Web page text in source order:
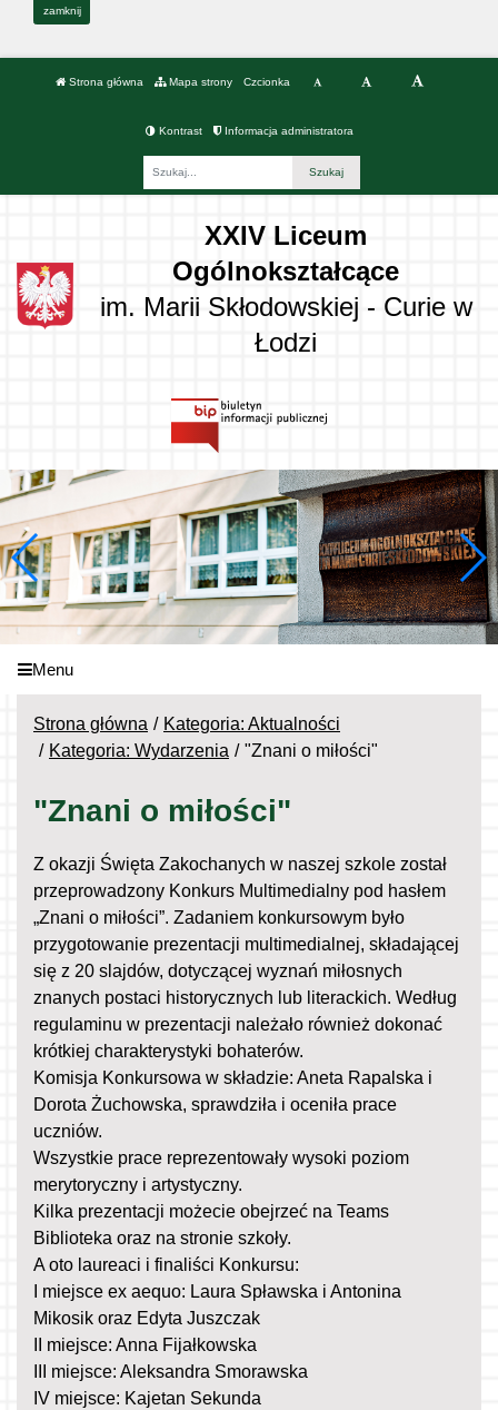
zamknij
Strona główna Mapa strony Czcionka
Kontrast Informacja administratora
XXIV Liceum
Ogólnokształcące
im. Marii Skłodowskiej - Curie w
Łodzi
Menu
Strona główna
Kategoria: Aktualności
Kategoria: Wydarzenia
"Znani o miłości"
"Znani o miłości"
Z okazji Święta Zakochanych w naszej szkole został
przeprowadzony Konkurs Multimedialny pod hasłem
„Znani o miłości”. Zadaniem konkursowym było
przygotowanie prezentacji multimedialnej, składającej
się z 20 slajdów, dotyczącej wyznań miłosnych
znanych postaci historycznych lub literackich. Według
regulaminu w prezentacji należało również dokonać
krótkiej charakterystyki bohaterów.
Komisja Konkursowa w składzie: Aneta Rapalska i
Dorota Żuchowska, sprawdziła i oceniła prace
uczniów.
Wszystkie prace reprezentowały wysoki poziom
merytoryczny i artystyczny.
Kilka prezentacji możecie obejrzeć na Teams
Biblioteka oraz na stronie szkoły.
A oto laureaci i finaliści Konkursu:
I miejsce ex aequo: Laura Spławska i Antonina
Mikosik oraz Edyta Juszczak
II miejsce: Anna Fijałkowska
III miejsce: Aleksandra Smorawska
IV miejsce: Kajetan Sekunda